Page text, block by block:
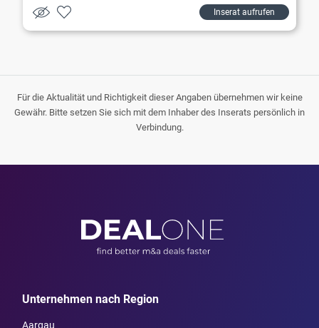
Inserat aufrufen
Für die Aktualität und Richtigkeit dieser Angaben übernehmen wir keine
Gewähr. Bitte setzen Sie sich mit dem Inhaber des Inserats persönlich in
Verbindung.
Unternehmen nach Region
Aargau